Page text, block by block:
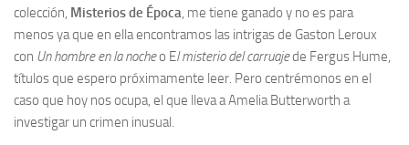
colección, Misterios de Época, me tiene ganado y no es para
menos ya que en ella encontramos las intrigas de Gaston Leroux
con Un hombre en la nocheo El misterio del carruajede Fergus Hume,
títulos que espero próximamente leer. Pero centrémonos en el
caso que hoy nos ocupa, el que lleva a Amelia Butterworth a
investigar un crimen inusual.